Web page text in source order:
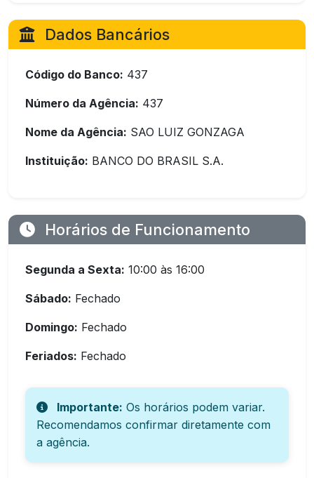
Dados Bancários
Código do Banco: 437
Número da Agência: 437
Nome da Agência: SAO LUIZ GONZAGA
Instituição: BANCO DO BRASIL S.A.
Horários de Funcionamento
Segunda a Sexta: 10:00 às 16:00
Sábado: Fechado
Domingo: Fechado
Feriados: Fechado
Importante: Os horários podem variar.
Recomendamos confirmar diretamente com
a agência.